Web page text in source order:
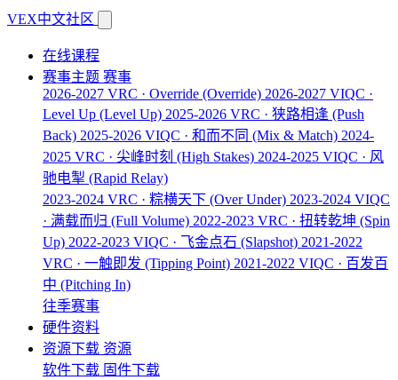
VEX中文社区
在线课程
赛事主题 赛事
2026-2027 VRC · Override (Override) 2026-2027 VIQC ·
Level Up (Level Up) 2025-2026 VRC · 狭路相逢 (Push
Back) 2025-2026 VIQC · 和而不同 (Mix & Match) 2024-
2025 VRC · 尖峰时刻 (High Stakes) 2024-2025 VIQC · 风
驰电掣 (Rapid Relay)
2023-2024 VRC · 粽横天下 (Over Under) 2023-2024 VIQC
· 满载而归 (Full Volume) 2022-2023 VRC · 扭转乾坤 (Spin
Up) 2022-2023 VIQC · 飞金点石 (Slapshot) 2021-2022
VRC · 一触即发 (Tipping Point) 2021-2022 VIQC · 百发百
中 (Pitching In)
往季赛事
硬件资料
资源下载 资源
软件下载 固件下载